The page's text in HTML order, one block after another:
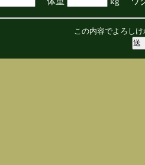
この内容でよろし